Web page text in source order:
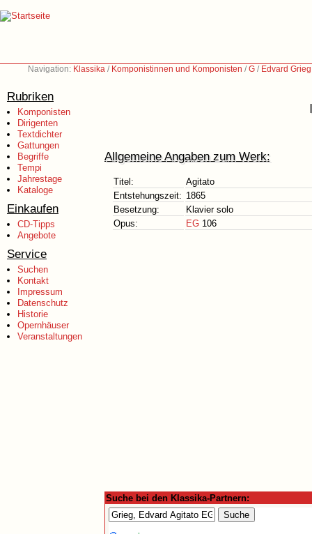
Navigation: Klassika / Komponistinnen und Komponisten /G / Edvard
Rubriken
Komponisten
Dirigenten
Textdichter
Gattungen
Begriffe
Tempi
Jahrestage
Kataloge
Einkaufen
CD-Tipps
Angebote
Service
Suchen
Kontakt
Impressum
Datenschutz
Historie
Opernhäuser
Veranstaltungen
Allgemeine Angaben zum Werk:
Titel:
Agitato
Entstehungszeit: 1865
Besetzung:
Klavier solo
Opus:
EG 106
Suche bei den Klassika-Partnern: